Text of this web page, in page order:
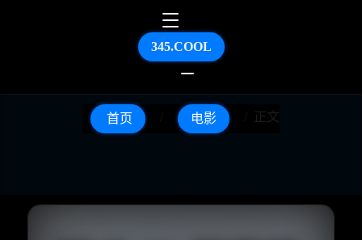
345.COOL
首页 电影 正文